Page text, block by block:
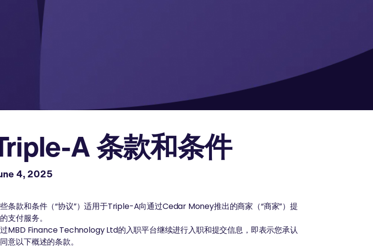
A 条款和条件
4, 2025
条款和条件（“协议”）适用于Triple-A向通过Cedar Money推出的商家（“商家”）提
支付服务。
MBD Finance Technology Ltd的入职平台继续进行入职和提交信息，即表示您承认
意以下概述的条款。